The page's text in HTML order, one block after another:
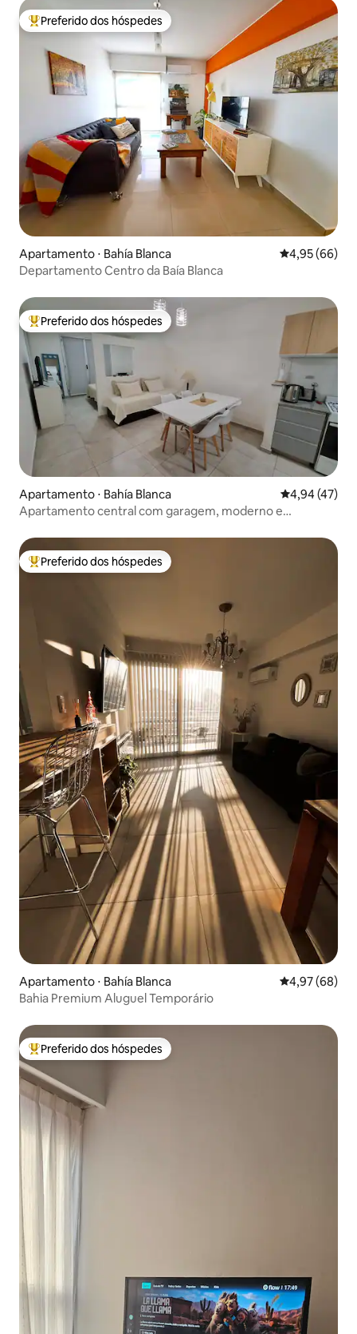
Entre os melhores preferidos dos hóspedes
Preferido dos hóspedes
Apartamento ⋅ Bahía Blanca 4,95 de uma
4,95 (66)
Departamento Centro da Baía Blanca
Entre os melhores preferidos dos hóspedes
Preferido dos hóspedes
Apartamento ⋅ Bahía Blanca 4,94 de uma
4,94 (47)
Apartamento central com garagem, moderno e
Entre os melhores preferidos dos hóspedes
Preferido dos hóspedes
Apartamento ⋅ Bahía Blanca 4,97 de uma
4,97 (68)
Bahia Premium Aluguel Temporário
Entre os melhores preferidos dos hóspedes
Preferido dos hóspedes